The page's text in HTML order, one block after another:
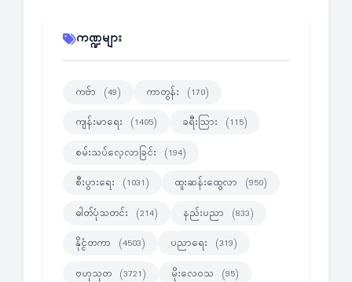
ကဏ္ဍများ
ကဗ်ာ (49) ကာတွန်း (170)
ကျန်းမာရေး (1405) ခရီးသြား (115)
စမ်းသပ်လေ့လာခြင်း (194)
စီးပွားရေး (1031) ထူးဆန်းထွေလာ (950)
ဓါတ်ပုံသတင်း (214) နည်းပညာ (833)
နိုင္ငံတကာ (4503) ပညာရေး (319)
ဗဟုသုတ (3721) မိုးလေဝသ (95)